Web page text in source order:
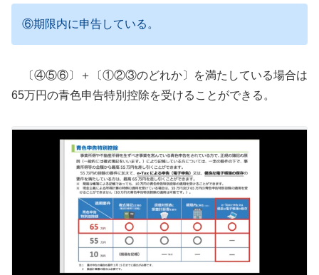
⑥期限内に申告している。
〔④⑤⑥〕＋〔①②③のどれか〕を満たしている場合は
65万円の青色申告特別控除を受けることができる。